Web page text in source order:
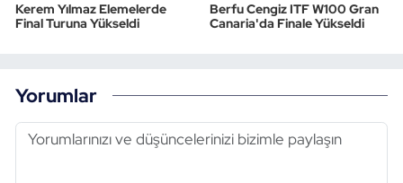
Kerem Yılmaz Elemelerde
Final Turuna Yükseldi
Berfu Cengiz ITF W100 Gran
Canaria'da Finale Yükseldi
Yorumlar